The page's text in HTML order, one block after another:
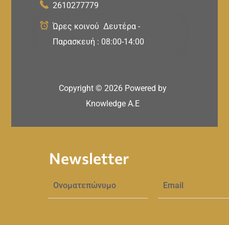
2610277779
Ώρες κοινού Δευτέρα -
Παρασκευή : 08:00-14:00
Copyright © 2026 Powered by
Knowledge A.E
Newsletter